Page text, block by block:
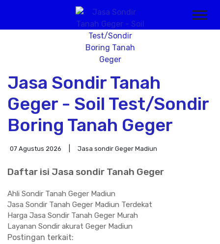
Jasa Sondir Tanah
Geger - Soil Test/Sondir
Boring Tanah Geger
07 Agustus 2026 Jasa sondir Geger Madiun
Daftar isi Jasa sondir Tanah Geger
Ahli Sondir Tanah Geger Madiun
Jasa Sondir Tanah Geger Madiun Terdekat
Harga Jasa Sondir Tanah Geger Murah
Layanan Sondir akurat Geger Madiun
Postingan terkait: